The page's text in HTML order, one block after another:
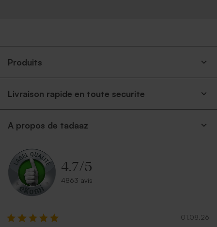
Produits
Livraison rapide en toute securite
A propos de tadaaz
4.7/5
4863 avis
01.08.26